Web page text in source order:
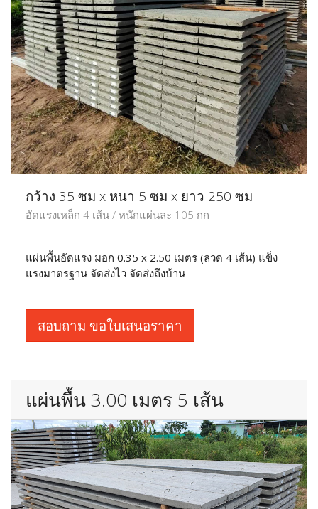
กว้าง 35 ซม x หนา 5 ซม x ยาว 250 ซม
อัดแรงเหล็ก 4 เส้น / หนักแผ่นละ 105 กก
แผ่นพื้นอัดแรง มอก 0.35 x 2.50 เมตร (ลวด 4 เส้น) แข็ง
แรงมาตรฐาน จัดส่งไว จัดส่งถึงบ้าน
สอบถาม ขอใบเสนอราคา
แผ่นพื้น 3.00 เมตร 5 เส้น